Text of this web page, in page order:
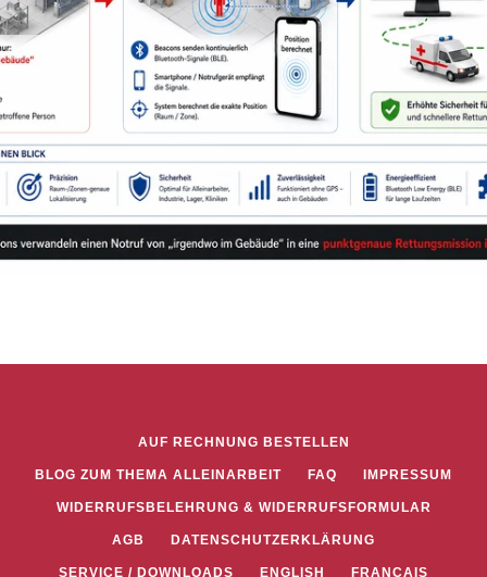
AUF RECHNUNG BESTELLEN
BLOG ZUM THEMA ALLEINARBEIT FAQ IMPRESSUM
WIDERRUFSBELEHRUNG & WIDERRUFSFORMULAR
AGB DATENSCHUTZERKLÄRUNG
SERVICE / DOWNLOADS ENGLISH FRANCAIS